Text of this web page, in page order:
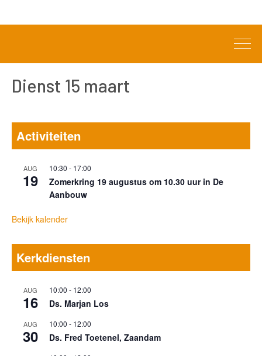
Dienst 15 maart
Activiteiten
AUG
19
10:30 - 17:00
Zomerkring 19 augustus om 10.30 uur in De
Aanbouw
Bekijk kalender
Kerkdiensten
AUG
16
10:00 - 12:00
Ds. Marjan Los
AUG
30
10:00 - 12:00
Ds. Fred Toetenel, Zaandam